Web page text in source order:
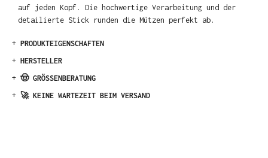
auf jeden Kopf. Die hochwertige Verarbeitung und der
detailierte Stick runden die Mützen perfekt ab.
+ PRODUKTEIGENSCHAFTEN
+ HERSTELLER
+ 🤠 GRÖSSENBERATUNG
+ 🚀 KEINE WARTEZEIT BEIM VERSAND